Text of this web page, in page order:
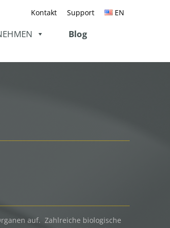
Kontakt Support EN
Blog
auf. Zahlreiche biologische